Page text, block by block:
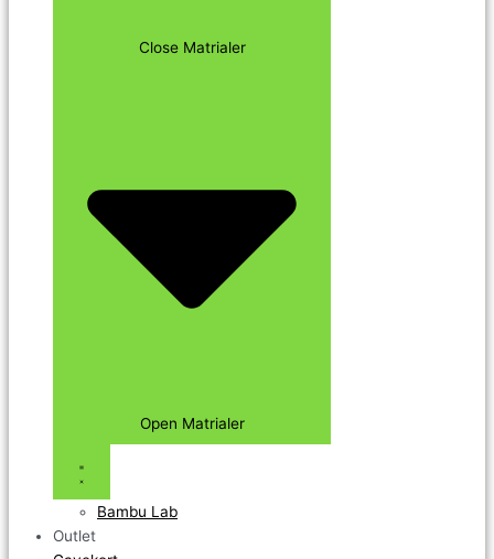
Close Matrialer
Open Matrialer
Bambu Lab
Outlet